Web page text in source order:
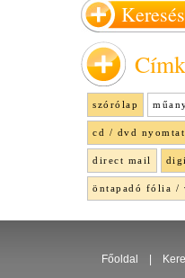
Keresés
szórólap
cd / dvd
direct mail
öntapadó fólia /
Főoldal